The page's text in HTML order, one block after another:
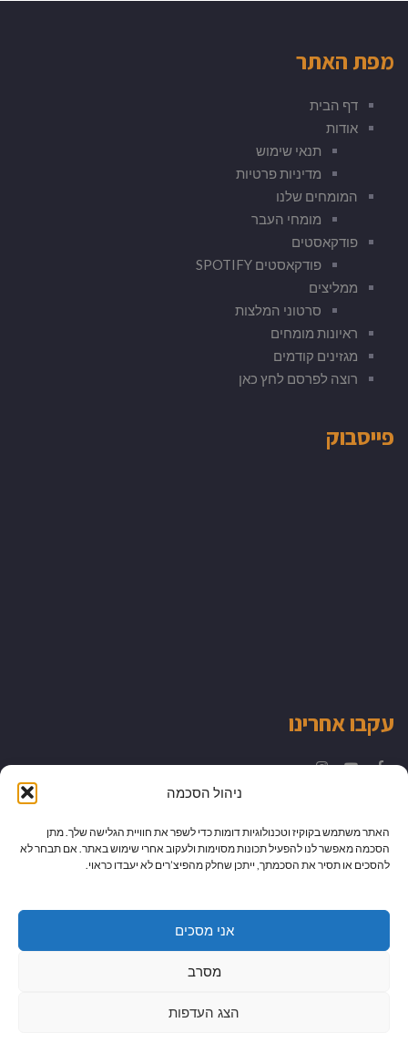
ניהול הסכמה
האתר משתמש בקוקיז וטכנולוגיות דומות כדי לשפר את חוויית הגלישה שלך. מתן
הסכמה מאפשר לנו להפעיל תכונות מסוימות ולעקוב אחרי שימוש באתר. אם תבחר לא
להסכים או תסיר את הסכמתך, ייתכן שחלק מהפיצ’רים לא יעבדו כראוי.
אני מסכים
מסרב
הצג העדפות
מפת האתר
דף הבית
אודות
תנאי שימוש
מדיניות פרטיות
המומחים שלנו
מומחי העבר
פודקאסטים
פודקאסטים SPOTIFY
ממליצים
סרטוני המלצות
ראיונות מומחים
מגזינים קודמים
רוצה לפרסם לחץ כאן
פייסבוק
עקבו אחרינו